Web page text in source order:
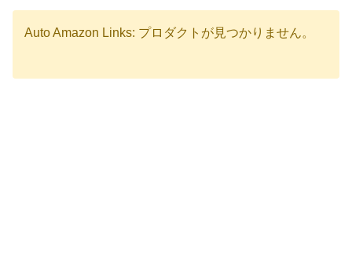
Auto Amazon Links: プロダクトが見つかりません。